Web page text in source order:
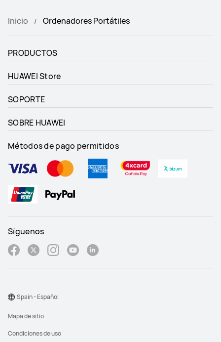
Inicio Ordenadores Portátiles
PRODUCTOS
HUAWEI Store
SOPORTE
SOBRE HUAWEI
Métodos de pago permitidos
Síguenos
Mapa de sitio
Condiciones de uso
Spain - Español